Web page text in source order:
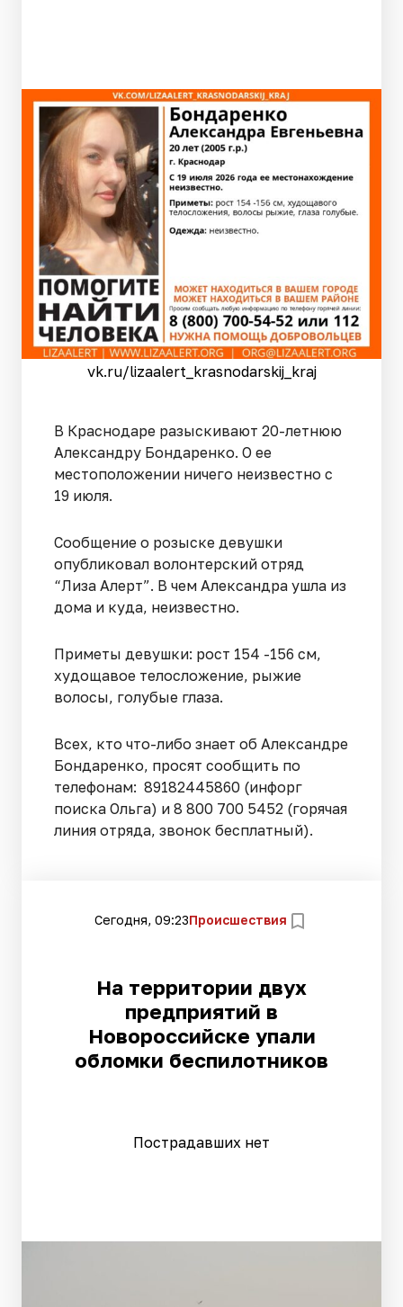
vk.ru/lizaalert_krasnodarskij_kraj
В Краснодаре разыскивают 20-летнюю
Александру Бондаренко. О ее
местоположении ничего неизвестно с
19 июля.
Сообщение о розыске девушки
опубликовал волонтерский отряд
“Лиза Алерт”. В чем Александра ушла из
дома и куда, неизвестно.
Приметы девушки: рост 154 -156 см,
худощавое телосложение, рыжие
волосы, голубые глаза.
Всех, кто что-либо знает об Александре
Бондаренко, просят сообщить по
телефонам: 89182445860 (инфорг
поиска Ольга) и 8 800 700 5452 (горячая
линия отряда, звонок бесплатный).
Сегодня, 09:23Происшествия
На территории двух
предприятий в
Новороссийске упали
обломки беспилотников
Пострадавших нет